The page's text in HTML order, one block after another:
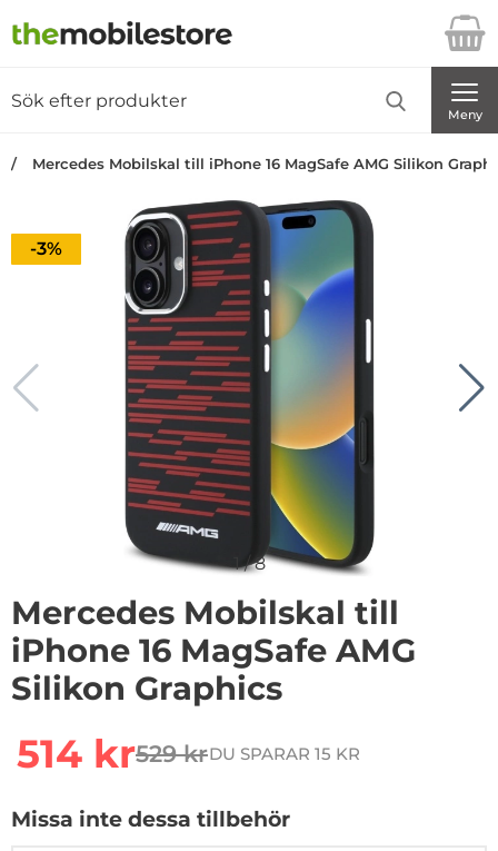
Startsidan för Danira Telecom AB
Meny
Mercedes Mobilskal till iPhone 16 MagSafe AMG Silikon
Priset är nedsatt med
-3%
1/8
Mercedes Mobilskal till
iPhone 16 MagSafe AMG
Silikon Graphics
rea pris
514 krtidigare pris
529 krDU SPARAR 15 KR
Missa inte dessa tillbehör